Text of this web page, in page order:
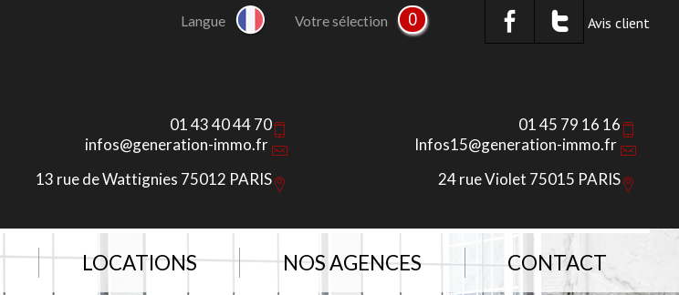
Langue Votre sélection 0 Avis client
01 43 40 44 70
infos@generation-immo.fr
13 rue de Wattignies 75012 PARIS
01 45 79 16 16
Infos15@generation-immo.fr
24 rue Violet 75015 PARIS
LOCATIONS NOS AGENCES CONTACT